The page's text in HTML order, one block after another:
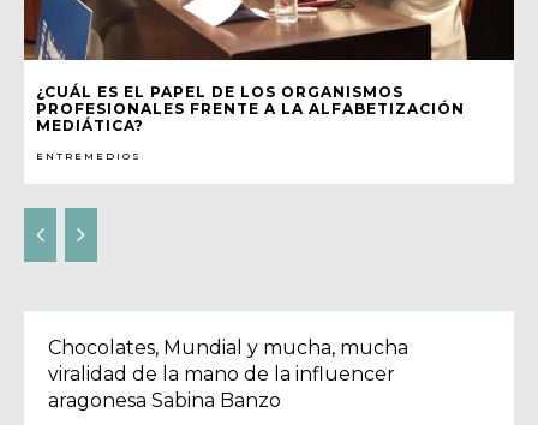
¿CUÁL ES EL PAPEL DE LOS ORGANISMOS
PROFESIONALES FRENTE A LA ALFABETIZACIÓN
MEDIÁTICA?
ENTREMEDIOS
Chocolates, Mundial y mucha, mucha
viralidad de la mano de la influencer
aragonesa Sabina Banzo